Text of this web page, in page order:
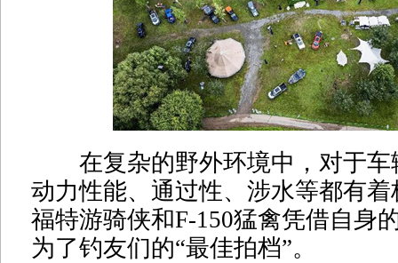
在复杂的野外环境中，对于车
动力性能、通过性、涉水等都有
福特游骑侠和F-150猛禽凭借自身
为了钓友们的“最佳拍档”。